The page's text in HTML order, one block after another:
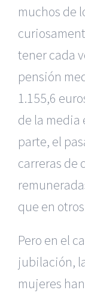
muchos de
tener cada
pensión
1.155,6
de la media
parte, el
carreras de
que en
Pero en el
jubilación,
mujeres